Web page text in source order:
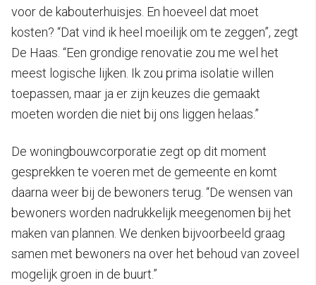
voor de kabouterhuisjes. En hoeveel dat moet
kosten? “Dat vind ik heel moeilijk om te zeggen”, zegt
De Haas. “Een grondige renovatie zou me wel het
meest logische lijken. Ik zou prima isolatie willen
toepassen, maar ja er zijn keuzes die gemaakt
moeten worden die niet bij ons liggen helaas.”
De woningbouwcorporatie zegt op dit moment
gesprekken te voeren met de gemeente en komt
daarna weer bij de bewoners terug. “De wensen van
bewoners worden nadrukkelijk meegenomen bij het
maken van plannen. We denken bijvoorbeeld graag
samen met bewoners na over het behoud van zoveel
mogelijk groen in de buurt.”